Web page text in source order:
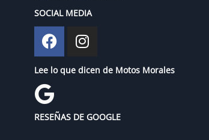
SOCIAL MEDIA
Lee lo que dicen de Motos Morales
RESEÑAS DE GOOGLE